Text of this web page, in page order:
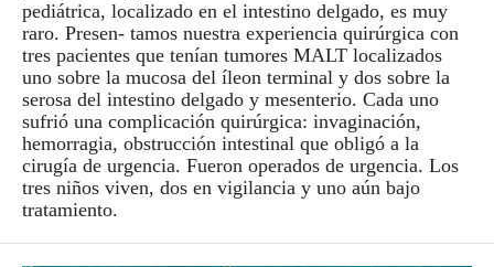
pediátrica, localizado en el intestino delgado, es muy
raro. Presen- tamos nuestra experiencia quirúrgica con
tres pacientes que tenían tumores MALT localizados
uno sobre la mucosa del íleon terminal y dos sobre la
serosa del intestino delgado y mesenterio. Cada uno
sufrió una complicación quirúrgica: invaginación,
hemorragia, obstrucción intestinal que obligó a la
cirugía de urgencia. Fueron operados de urgencia. Los
tres niños viven, dos en vigilancia y uno aún bajo
tratamiento.